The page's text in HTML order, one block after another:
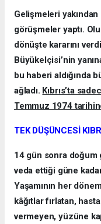
Gelişmeleri
görüşmeler yaptı.
dönüşte kararını
Büyükelçisi’nin
bu haberi aldığında
ağladı. Kıbrıs’ta
Temmuz 1974
TEK DÜŞÜNCESİ
14 gün sonra doğum
veda ettiği güne
Yaşamının her
kâğıtlar fırlatan,
vermeyen, yüzüne